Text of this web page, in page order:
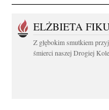
ELŻBIETA
Z głębokim smutkiem
śmierci naszej Drogiej